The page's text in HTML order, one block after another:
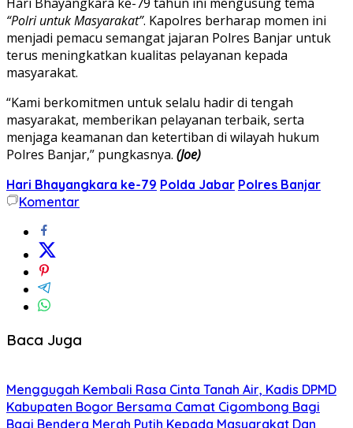
“Polri untuk Masyarakat”. Kapolres berharap momen ini
menjadi pemacu semangat jajaran Polres Banjar untuk
terus meningkatkan kualitas pelayanan kepada
masyarakat.
“Kami berkomitmen untuk selalu hadir di tengah
masyarakat, memberikan pelayanan terbaik, serta
menjaga keamanan dan ketertiban di wilayah hukum
Polres Banjar,” pungkasnya. (Joe)
Hari Bhayangkara ke-79 Polda Jabar Polres Banjar
Komentar
Baca Juga
Menggugah Kembali Rasa Cinta Tanah Air, Kadis DPMD
Kabupaten Bogor Bersama Camat Cigombong Bagi
Bagi Bendera Merah Putih Kepada Masyarakat Dan